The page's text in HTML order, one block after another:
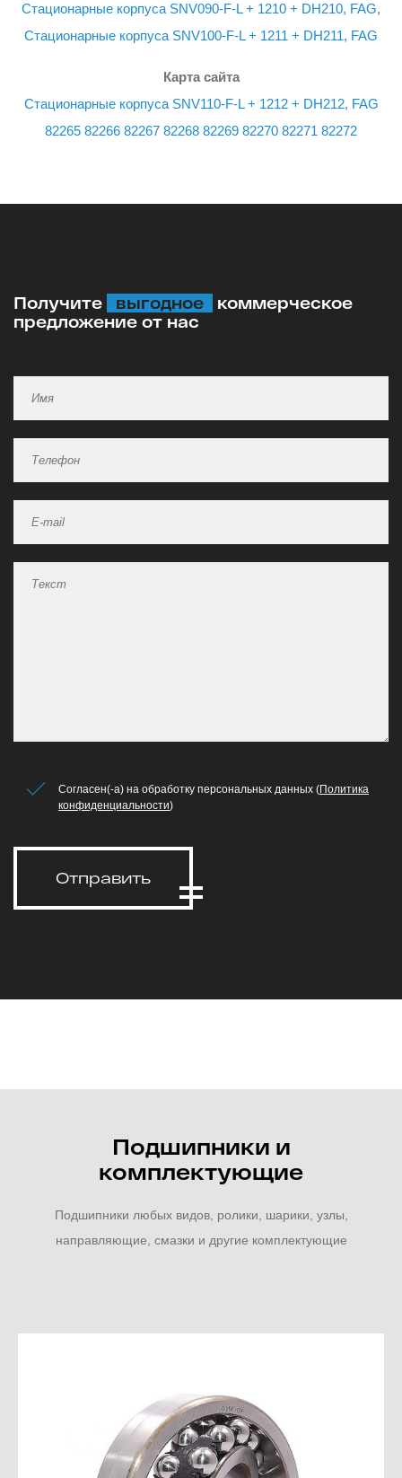
Стационарные корпуса SNV090-F-L + 1210 + DH210, FAG,
Стационарные корпуса SNV100-F-L + 1211 + DH211, FAG
Карта сайта
Стационарные корпуса SNV110-F-L + 1212 + DH212, FAG
82265 82266 82267 82268 82269 82270 82271 82272
Получите выгодное
коммерческое
предложение от нас
Согласен(-а) на обработку персональных данных (Политика
конфиденциальности)
Отправить
Подшипники и
комплектующие
Подшипники любых видов, ролики, шарики, узлы,
направляющие, смазки и другие комплектующие